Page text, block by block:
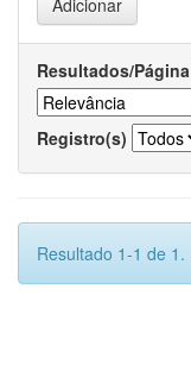
Resultados/Página
Registro(s)
Resultado 1-1 de 1.